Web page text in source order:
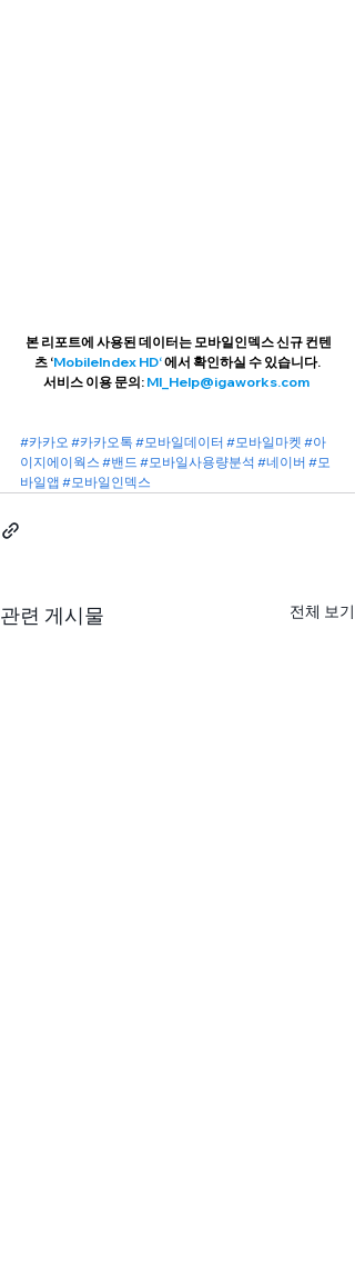
본 리포트에 사용된 데이터는 모바일인덱스 신규 컨텐
츠 ‘MobileIndex HD‘ 에서 확인하실 수 있습니다.
서비스 이용 문의: MI_Help@igaworks.com
#카카오 #카카오톡 #모바일데이터 #모바일마켓 #아
이지에이웍스 #밴드 #모바일사용량분석 #네이버 #모
바일앱 #모바일인덱스
관련 게시물 전체 보기